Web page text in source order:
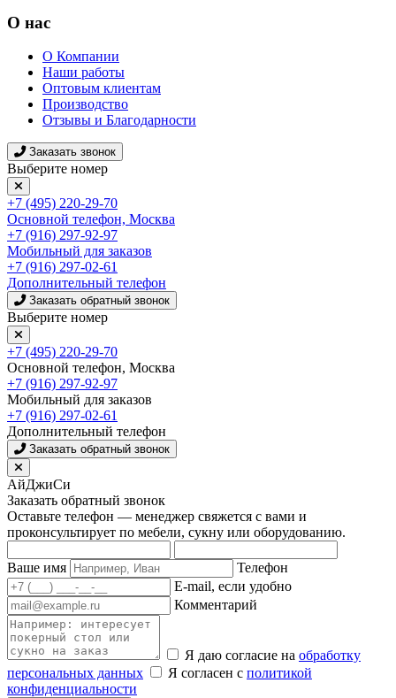
О нас
О Компании
Наши работы
Оптовым клиентам
Производство
Отзывы и Благодарности
Заказать звонок
Выберите номер
+7 (495) 220-29-70
Основной телефон, Москва
+7 (916) 297-92-97
Мобильный для заказов
+7 (916) 297-02-61
Дополнительный телефон
Заказать обратный звонок
Выберите номер
+7 (495) 220-29-70
Основной телефон, Москва
+7 (916) 297-92-97
Мобильный для заказов
+7 (916) 297-02-61
Дополнительный телефон
Заказать обратный звонок
АйДжиСи
Заказать обратный звонок
Оставьте телефон — менеджер свяжется с вами и
проконсультирует по мебели, сукну или оборудованию.
Ваше имя
Телефон
E-mail, если удобно
Комментарий
Я даю согласие на обработку
персональных данных
Я согласен с политикой
конфиденциальности